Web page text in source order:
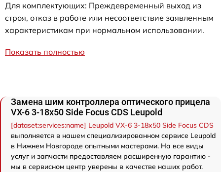
Для комплектующих: Преждевременный выход из
строя, отказ в работе или несоответствие заявленным
характеристикам при нормальном использовании.
Показать полностью
Замена шим контроллера оптического прицела
VX-6 3-18x50 Side Focus CDS Leupold
[dataset:services:name] Leupold VX-6 3-18x50 Side Focus CDS
выполняется в нашем специализированном сервисе Leupold
в Нижнем Новгороде опытными мастерами. На все виды
услуг и запчасти предоставляем расширенную гарантию -
мы в сервисном центр уверены в качестве наших работ.